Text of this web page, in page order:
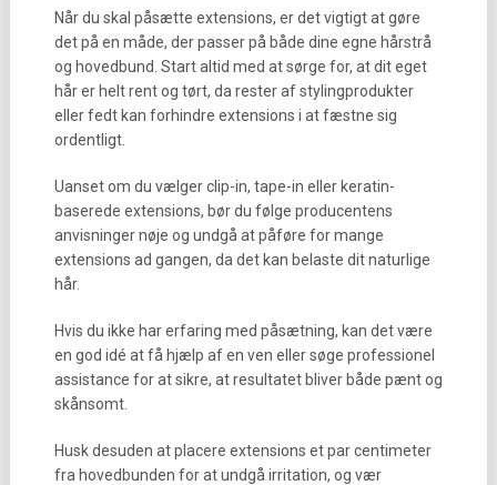
Når du skal påsætte extensions, er det vigtigt at gøre
det på en måde, der passer på både dine egne hårstrå
og hovedbund. Start altid med at sørge for, at dit eget
hår er helt rent og tørt, da rester af stylingprodukter
eller fedt kan forhindre extensions i at fæstne sig
ordentligt.
Uanset om du vælger clip-in, tape-in eller keratin-
baserede extensions, bør du følge producentens
anvisninger nøje og undgå at påføre for mange
extensions ad gangen, da det kan belaste dit naturlige
hår.
Hvis du ikke har erfaring med påsætning, kan det være
en god idé at få hjælp af en ven eller søge professionel
assistance for at sikre, at resultatet bliver både pænt og
skånsomt.
Husk desuden at placere extensions et par centimeter
fra hovedbunden for at undgå irritation, og vær